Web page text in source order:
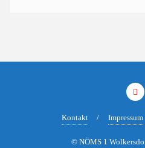
Kontakt Impressum